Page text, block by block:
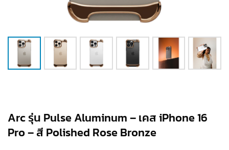
Arc รุ่น Pulse Aluminum – เคส iPhone 16
Pro – สี Polished Rose Bronze